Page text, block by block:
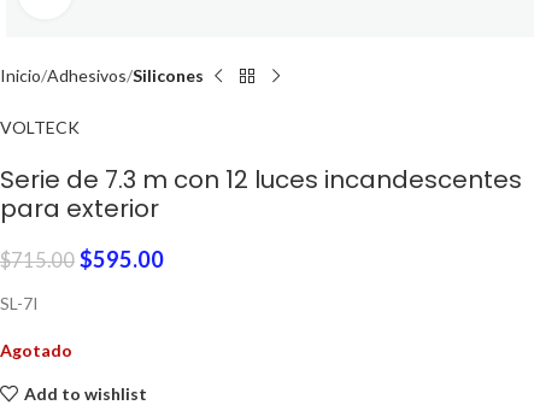
Inicio Adhesivos Silicones
VOLTECK
Serie de 7.3 m con 12 luces incandescentes
para exterior
$715.00 $595.00
SL-7I
Agotado
Add to wishlist